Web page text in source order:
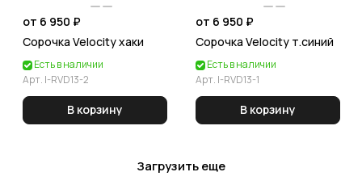
от 6 950 ₽
Сорочка Velocity хаки
Есть в наличии
Арт. I-RVD13-2
В корзину
от 6 950 ₽
Сорочка Velocity т.синий
Есть в наличии
Арт. I-RVD13-1
В корзину
Загрузить еще